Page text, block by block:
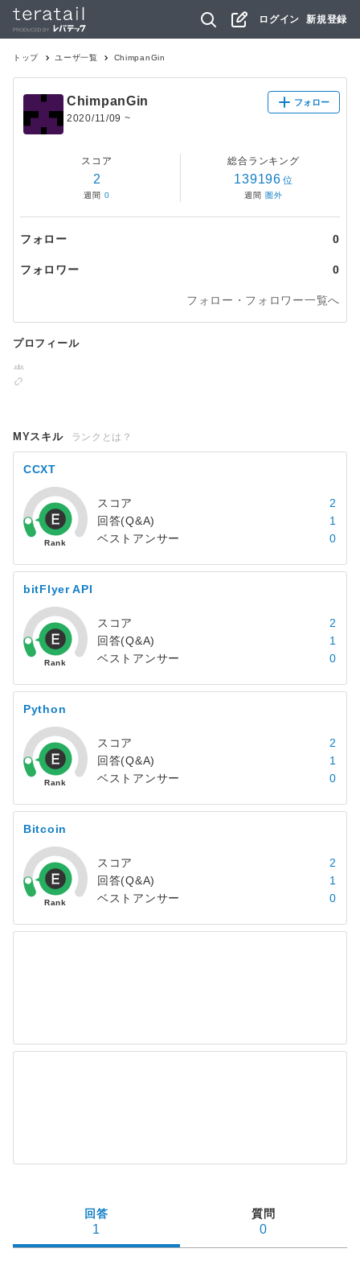
ログイン 新規登録
トップ ユーザ一覧 ChimpanGin
ChimpanGin
2020/11/09 ~
フォロー
スコア
2
週間 0
総合ランキング
139196 位
週間 圏外
フォロー 0
フォロワー 0
フォロー・フォロワー一覧へ
プロフィール
MYスキル ランクとは？
CCXT
スコア
2
回答(Q&A)
1
ベストアンサー
0
bitFlyer API
スコア
2
回答(Q&A)
1
ベストアンサー
0
Python
スコア
2
回答(Q&A)
1
ベストアンサー
0
Bitcoin
スコア
2
回答(Q&A)
1
ベストアンサー
0
回答
1
質問
0